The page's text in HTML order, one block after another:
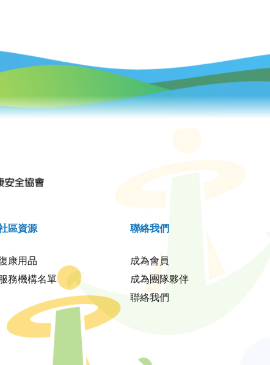
區資源
康用品
務機構名單
聯絡我們
成為會員
成為團隊夥伴
聯絡我們